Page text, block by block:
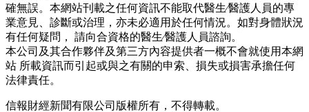
確無誤。本網站刊載之任何資訊不能取代醫生∕醫護人員的專
業意見、診斷或治理，亦未必適用於任何情況。如對身體狀況
有任何疑問， 請向合資格的醫生∕醫護人員諮詢。
本公司及其合作夥伴及第三方內容提供者一概不會就使用本網
站 所載資訊而引起或與之有關的申索、損失或損害承擔任何
法律責任。
信報財經新聞有限公司版權所有，不得轉載。